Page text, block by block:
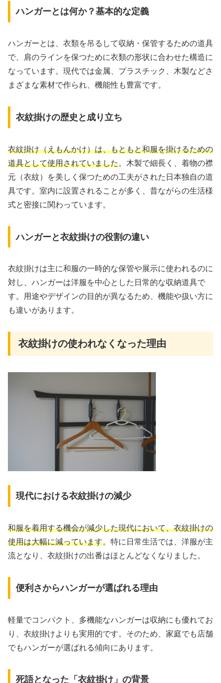
ハンガーとは何か？基本的な定義
ハンガーとは、衣類を吊るして収納・保管するための道具
で、肩のラインを保つために衣類の形状に合わせた構造に
なっています。現代では金属、プラスチック、木製などさ
まざまな素材で作られ、機能性も豊富です。
衣紋掛けの歴史と成り立ち
衣紋掛け（えもんかけ）は、もともと和服を掛けるための
道具として使用されていました。木製で細長く、着物の襟
元（衣紋）を美しく保つための工夫がされた日本独自の道
具です。室内に設置されることが多く、昔ながらの生活様
式と密接に関わっています。
ハンガーと衣紋掛けの役割の違い
衣紋掛けは主に和服の一時的な保管や展示に使われるのに
対し、ハンガーは洋服を中心とした日常的な収納道具で
す。用途やデザインの目的が異なるため、機能や扱い方に
も違いがあります。
衣紋掛けの使われなくなった理由
現代における衣紋掛けの減少
和服を着用する機会が減少した現代において、衣紋掛けの
使用は大幅に減っています。特に日常生活では、洋服が主
流となり、衣紋掛けの出番はほとんどなくなりました。
便利さからハンガーが選ばれる理由
軽量でコンパクト、多機能なハンガーは収納にも優れてお
り、衣紋掛けよりも実用的です。そのため、家庭でも店舗
でもハンガーが選ばれる傾向にあります。
死語となった「衣紋掛け」の背景